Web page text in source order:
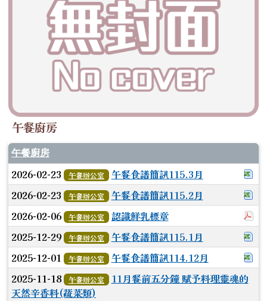
午餐廚房
午餐廚房
2026-02-23 午餐辦公室
午餐食譜簡訊115.3月
2026-02-23 午餐辦公室
午餐食譜簡訊115.2月
2026-02-06 午餐辦公室
認識鮮乳標章
2025-12-29 午餐辦公室
午餐食譜簡訊115.1月
2025-12-01 午餐辦公室
午餐食譜簡訊114.12月
2025-11-18
午餐辦公室
11月餐前五分鐘 賦予料理靈魂的
天然辛香料(蔬菜類)